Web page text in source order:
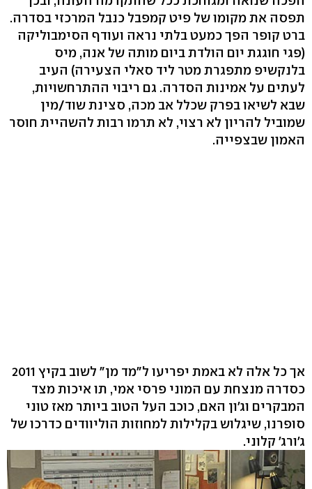
תפסה את מקומו של פיט קמפבל כנבל המרכזי בסדרה.
ברט קופר הפך כמעט בלתי נראה ועודף הסימבוליקה
(פגי חוגגת יום הולדת ביום מותה של אנה, מיס
בלנקשיפ מתפגרת מטר ליד סאלי הצעירה) העיב
לעתים על אמינות הסדרה. גם ריבוי ההתרחשויות,
שבא לשיאו בפרק שכלל אב מכה, סצינת שוד/מין
שמוביל להריון לא רצוי, לא תרמו רבות להשהיית חוסר
האמון שבצפייה.
אך כל אלה לא באמת יפריעו ל"מד מן" לשוב בקיץ 2011
כסדרה מנצחת עם המוני פרסי אמי, תו איכות מצד
המבקרים וג'ון האם, כוכב העל הטוב ביותר מאז טוני
סופרנו, שיגלוש בקלילות למחוזות הוליוודים כדרכו של
ג'ורג' קלוני.